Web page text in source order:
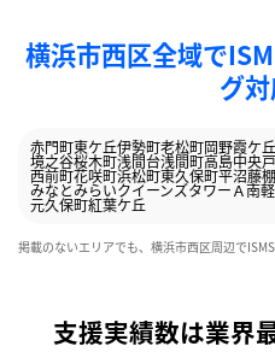
横浜市西区全域で
グ
赤門町東ケ丘伊勢町老松町岡野霞ケ丘
境之谷桜木町浅間台浅間町高島中央
西前町花咲町浜松町東久保町平沼藤
みなとみらいクイーンズタワーＡ南
元久保町紅葉ケ丘
掲載のないエリアでも、横浜市西区周辺で
支援実績数は業界